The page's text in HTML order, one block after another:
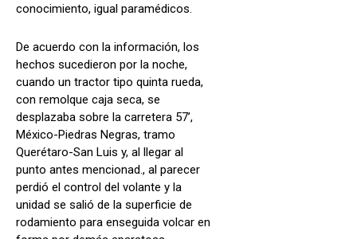
conocimiento, igual paramédicos.
De acuerdo con la información, los
hechos sucedieron por la noche,
cuando un tractor tipo quinta rueda,
con remolque caja seca, se
desplazaba sobre la carretera 57’,
México-Piedras Negras, tramo
Querétaro-San Luis y, al llegar al
punto antes mencionad., al parecer
perdió el control del volante y la
unidad se salió de la superficie de
rodamiento para enseguida volcar en